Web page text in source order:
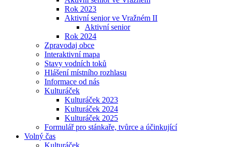
Rok 2023
Aktivní senior ve Vražném II
Aktivní senior
Rok 2024
Zpravodaj obce
Interaktivní mapa
Stavy vodních toků
Hlášení místního rozhlasu
Informace od nás
Kulturáček
Kulturáček 2023
Kulturáček 2024
Kulturáček 2025
Formulář pro stánkaře, tvůrce a účinkující
Volný čas
Kulturáček